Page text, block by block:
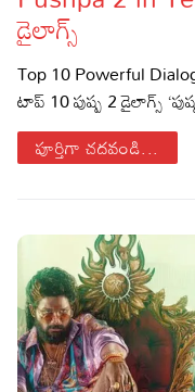
Sports
Poetry
Lyrics
Movie Reviews
Food
Articles
Facts
Devotional
Gallery*
డైలాగ్స్‌
Top 10 Powerful
టాప్ 10 పుష్ప 2 డైలాగ్స్‌
పూర్తిగా చదవండి...